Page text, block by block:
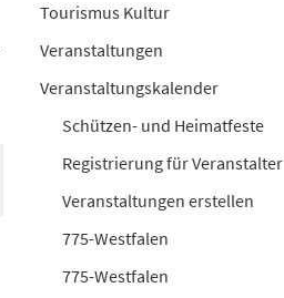
Tourismus Kultur
Veranstaltungen
Veranstaltungskalender
Schützen- und Heimatfeste
Registrierung für Veranstalter
Veranstaltungen erstellen
775-Westfalen
775-Westfalen